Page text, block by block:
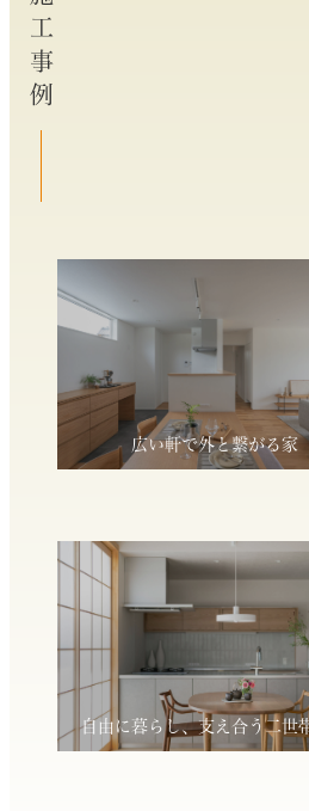
施工事例
広い軒で外と繋がる家
自由に暮らし、支え合う二世